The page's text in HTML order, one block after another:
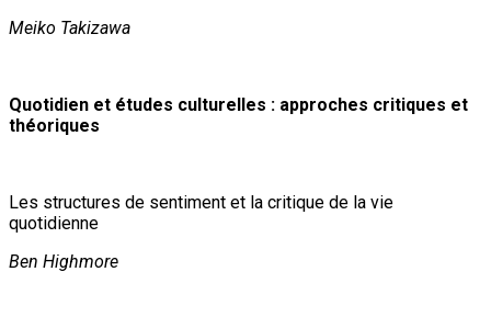
Meiko Takizawa
Quotidien et études culturelles : approches critiques et
théoriques
Les structures de sentiment et la critique de la vie
quotidienne
Ben Highmore